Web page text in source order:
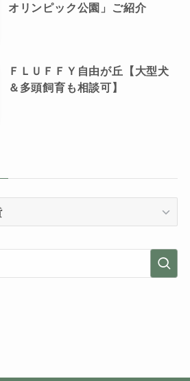
オリンピック公園」ご紹介
ＦＬＵＦＦＹ自由が丘【大型犬
＆多頭飼育も相談可】